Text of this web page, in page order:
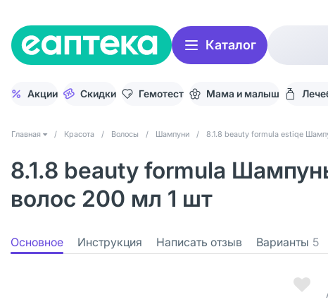
Каталог
Акции Скидки Гемотест Мама и малыш
Главная / Красота / Волосы / Шампуни / 8.1.8 beauty formula estiqe
8.1.8 beauty formula
волос 200 мл 1 шт
Основное Инструкция Написать отзыв Варианты 5